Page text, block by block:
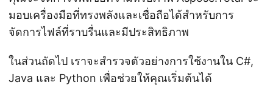
มอบเครื่องมือที่ทรงพลังและเชื่อถือได้สำหรับการ
จัดการไฟล์ที่ราบรื่นและมีประสิทธิภาพ
ในส่วนถัดไป เราจะสำรวจตัวอย่างการใช้งานใน C#,
Java และ Python เพื่อช่วยให้คุณเริ่มต้นได้